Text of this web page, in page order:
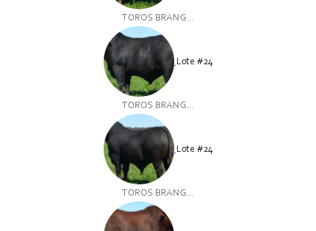
TOROS BRANG...
Lote #24
TOROS BRANG...
Lote #24
TOROS BRANG...